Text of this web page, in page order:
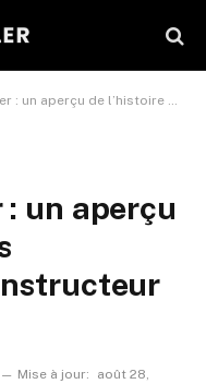
et des innovations du constructeur automobile
: un aperçu
Mise à jour:
août 28,